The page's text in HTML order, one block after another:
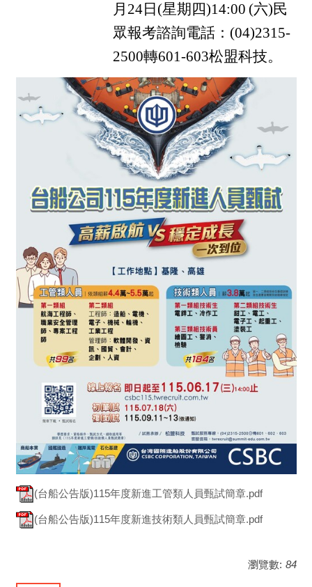
月24日(星期四)14:00 (六)民
眾報考諮詢電話：(04)2315-
2500轉601-603松盟科技。
(台船公告版)115年度新進工管類人員甄試簡章.pdf
(台船公告版)115年度新進技術類人員甄試簡章.pdf
瀏覽數: 84